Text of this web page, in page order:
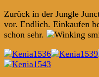
Zurück in der Jungle
vor. Endlich. Einkaufen
schon sehr.